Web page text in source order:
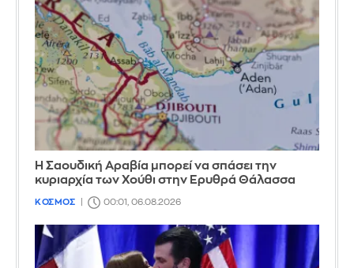
Η Σαουδική Αραβία μπορεί να σπάσει την
κυριαρχία των Χούθι στην Ερυθρά Θάλασσα
ΚΟΣΜΟΣ 00:01, 06.08.2026